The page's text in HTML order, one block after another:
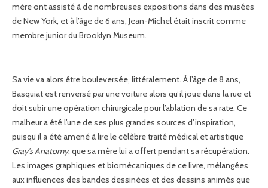
mère ont assisté à de nombreuses expositions dans des musées
de New York, et à l’âge de 6 ans, Jean-Michel était inscrit comme
membre junior du Brooklyn Museum.
Sa vie va alors être bouleversée, littéralement. À l’âge de 8 ans,
Basquiat est renversé par une voiture alors qu’il joue dans la rue et
doit subir une opération chirurgicale pour l’ablation de sa rate. Ce
malheur a été l’une de ses plus grandes sources d’inspiration,
puisqu’il a été amené à lire le célèbre traité médical et artistique
Gray’s Anatomy, que sa mère lui a offert pendant sa récupération.
Les images graphiques et biomécaniques de ce livre, mélangées
aux influences des bandes dessinées et des dessins animés que